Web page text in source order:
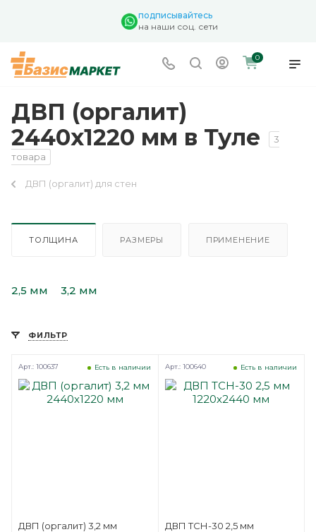
подписывайтесь
на наши соц. сети
0
ДВП (оргалит)
2440х1220 мм в Туле
3
товара
ДВП (оргалит) для стен
ТОЛЩИНА РАЗМЕРЫ ПРИМЕНЕНИЕ
2,5 мм 3,2 мм
ФИЛЬТР
ДВП (оргалит) 3,2 мм
Есть в наличии
Арт.: 100637
ДВП ТСН-30 2,5 мм
Есть в наличии
Арт.: 100640